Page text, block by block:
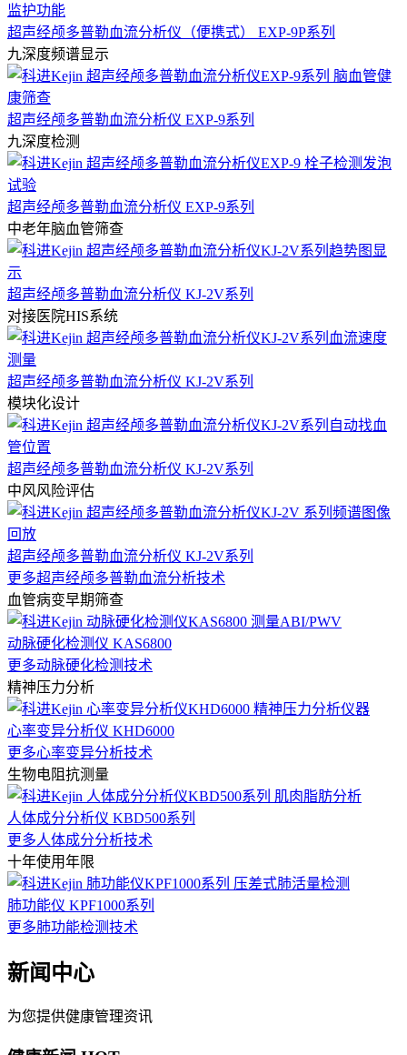
超声经颅多普勒血流分析仪（便携式） EXP-9P系列
九深度频谱显示
超声经颅多普勒血流分析仪 EXP-9系列
九深度检测
超声经颅多普勒血流分析仪 EXP-9系列
中老年脑血管筛查
超声经颅多普勒血流分析仪 KJ-2V系列
对接医院HIS系统
超声经颅多普勒血流分析仪 KJ-2V系列
模块化设计
超声经颅多普勒血流分析仪 KJ-2V系列
中风风险评估
超声经颅多普勒血流分析仪 KJ-2V系列
更多超声经颅多普勒血流分析技术
血管病变早期筛查
动脉硬化检测仪 KAS6800
更多动脉硬化检测技术
精神压力分析
心率变异分析仪 KHD6000
更多心率变异分析技术
生物电阻抗测量
人体成分分析仪 KBD500系列
更多人体成分分析技术
十年使用年限
肺功能仪 KPF1000系列
更多肺功能检测技术
新闻中心
为您提供健康管理资讯